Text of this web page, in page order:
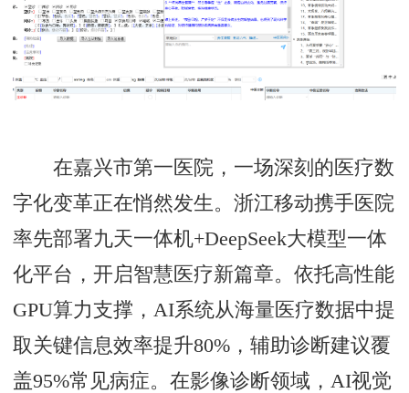
在嘉兴市第一医院，一场深刻的医疗数
字化变革正在悄然发生。浙江移动携手医院
率先部署九天一体机+DeepSeek大模型一体
化平台，开启智慧医疗新篇章。依托高性能
GPU算力支撑，AI系统从海量医疗数据中提
取关键信息效率提升80%，辅助诊断建议覆
盖95%常见病症。在影像诊断领域，AI视觉